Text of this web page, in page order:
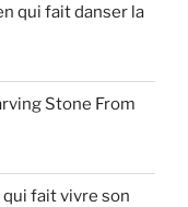
qui fait danser la
Stone From
qui fait vivre son